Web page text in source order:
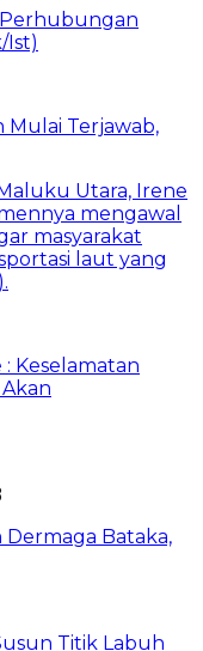
Mulai Terjawab,
Keselamatan
Dermaga Bataka,
Titik Labuh